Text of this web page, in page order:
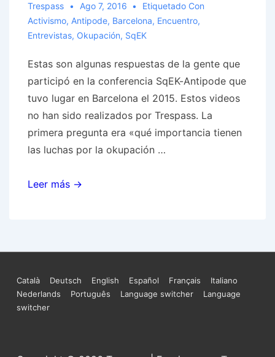
Trespass Ago 7, 2016
Etiquetado Con
Activismo, Antipode, Barcelona, Encuentro,
Entrevistas, Okupación, SqEK
Estas son algunas respuestas de la gente que
participó en la conferencia SqEK-Antipode que
tuvo lugar en Barcelona el 2015. Estos videos
no han sido realizados por Trespass. La
primera pregunta era «qué importancia tienen
las luchas por la okupación …
Videos
&
activista
Leer más →
Menú
del
Català Deutsch English Español Français
Italiano
Nederlands
Português Language switcher
Language
switcher